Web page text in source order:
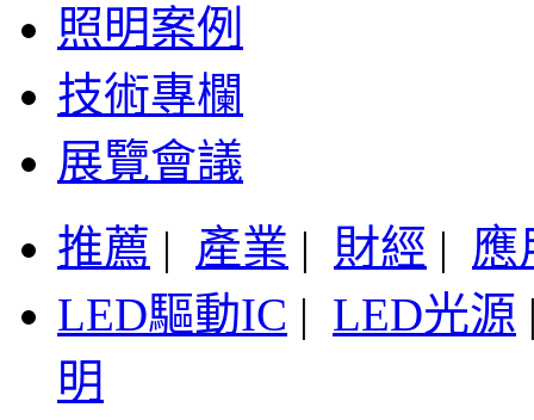
照明案例
技術專欄
展覽會議
推薦 | 產業 | 財經 | 應
LED驅動IC | LED光源
明